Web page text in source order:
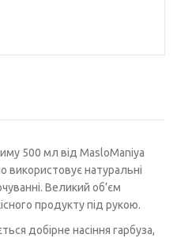
500 мл від MasloManiya
використовує натуральні
Великий об’єм
продукту під рукою.
добірне насіння гарбуза,